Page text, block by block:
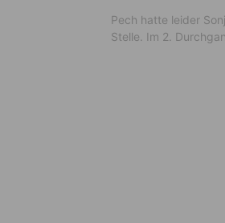
Pech hatte leider
Stelle. Im 2.